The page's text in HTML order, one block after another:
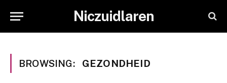
Niczuidlaren
BROWSING: GEZONDHEID